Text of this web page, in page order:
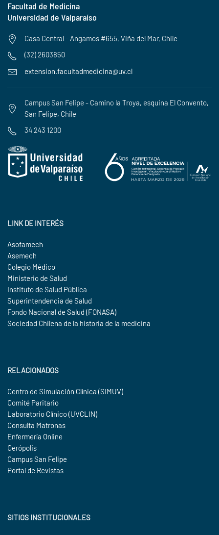
Facultad de Medicina
Universidad de Valparaíso
Casa Central - Angamos #655, Viña del Mar, Chile
(32) 2603850
extension.facultadmedicina@uv.cl
Campus San Felipe - Camino la Troya, esquina El Convento,
San Felipe, Chile
34 243 1200
LINK DE INTERÉS
Asofamech
Asemech
Colegio Médico
Ministerio de Salud
Instituto de Salud Pública
Superintendencia de Salud
Fondo Nacional de Salud (FONASA)
Sociedad Chilena de la historia de la medicina
RELACIONADOS
Centro de Simulación Clínica (SIMUV)
Comité Paritario
Laboratorio Clínico (UVCLIN)
Consulta Matronas
Enfermería Online
Gerópolis
Campus San Felipe
Portal de Revistas
SITIOS INSTITUCIONALES